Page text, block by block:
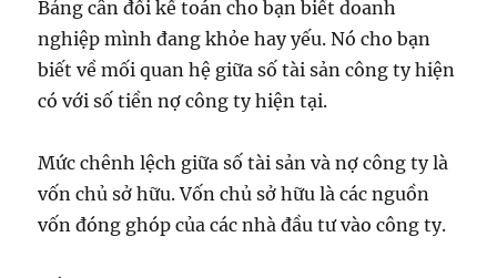
Bảng cân đối kế toán cho bạn biết doanh
nghiệp mình đang khỏe hay yếu. Nó cho bạn
biết về mối quan hệ giữa số tài sản công ty hiện
có với số tiền nợ công ty hiện tại.
Mức chênh lệch giữa số tài sản và nợ công ty là
vốn chủ sở hữu. Vốn chủ sở hữu là các nguồn
vốn đóng ghóp của các nhà đầu tư vào công ty.